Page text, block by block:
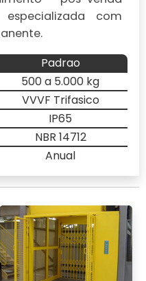
com
Padrao
500 a 5.000 kg
VVVF Trifasico
IP65
NBR 14712
Anual